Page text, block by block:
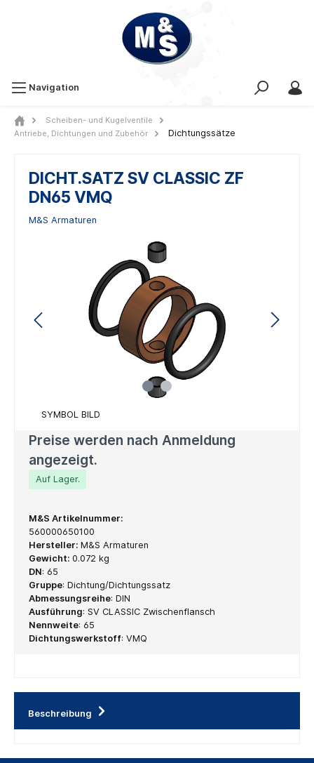
Navigation
Scheiben- und Kugelventile
Antriebe, Dichtungen und Zubehör
Dichtungssätze
DICHT.SATZ SV CLASSIC ZF
DN65 VMQ
M&S Armaturen
SYMBOL BILD
Preise werden nach Anmeldung
angezeigt.
Auf Lager.
M&S Artikelnummer:
560000650100
Hersteller: M&S Armaturen
Gewicht: 0.072 kg
DN: 65
Gruppe: Dichtung/Dichtungssatz
Abmessungsreihe: DIN
Ausführung: SV CLASSIC Zwischenflansch
Nennweite: 65
Dichtungswerkstoff: VMQ
Beschreibung